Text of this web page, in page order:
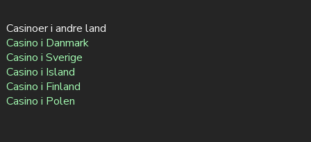
Casinoer i andre land
Casino i Danmark
Casino i Sverige
Casino i Island
Casino i Finland
Casino i Polen